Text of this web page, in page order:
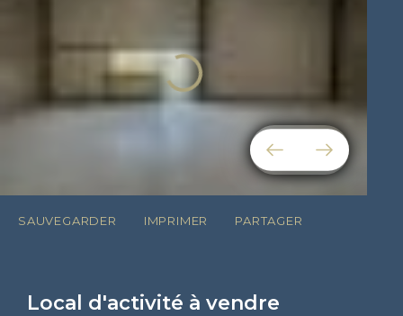
SAUVEGARDER IMPRIMER PARTAGER
Local d'activité à vendre